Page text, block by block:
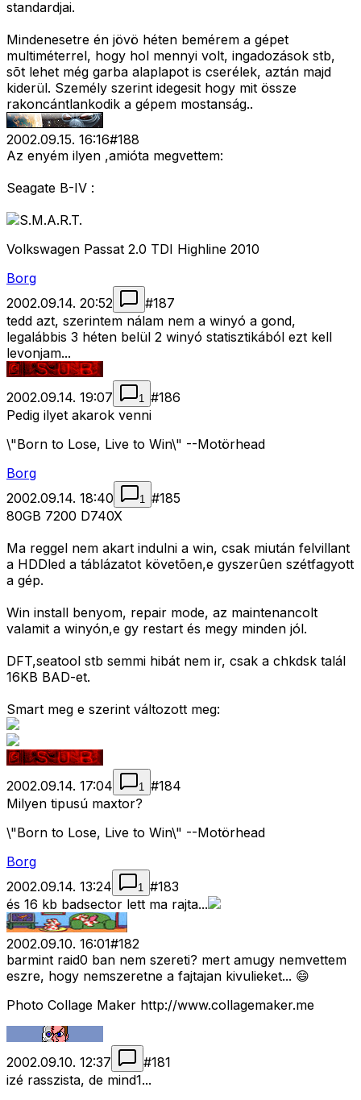
standardjai.
Mindenesetre én jövö héten bemérem a gépet
multiméterrel, hogy hol mennyi volt, ingadozások stb,
sõt lehet még garba alaplapot is cserélek, aztán majd
kiderül. Személy szerint idegesit hogy mit össze
rakoncántlankodik a gépem mostanság..
2002.09.15. 16:16#188
Az enyém ilyen ,amióta megvettem:
Seagate B-IV :
Volkswagen Passat 2.0 TDI Highline 2010
Borg
2002.09.14. 20:52
#187
tedd azt, szerintem nálam nem a winyó a gond,
legalábbis 3 héten belül 2 winyó statisztikából ezt kell
levonjam...
2002.09.14. 19:07 1 #186
Pedig ilyet akarok venni
\"Born to Lose, Live to Win\" --Motörhead
Borg
2002.09.14. 18:40
1 #185
80GB 7200 D740X
Ma reggel nem akart indulni a win, csak miután felvillant
a HDDled a táblázatot követõen,e gyszerûen szétfagyott
a gép.
Win install benyom, repair mode, az maintenancolt
valamit a winyón,e gy restart és megy minden jól.
DFT,seatool stb semmi hibát nem ir, csak a chkdsk talál
16KB BAD-et.
Smart meg e szerint változott meg:
2002.09.14. 17:04 1 #184
Milyen tipusú maxtor?
\"Born to Lose, Live to Win\" --Motörhead
Borg
2002.09.14. 13:24
1 #183
és 16 kb badsector lett ma rajta...
2002.09.10. 16:01#182
barmint raid0 ban nem szereti? mert amugy nemvettem
eszre, hogy nemszeretne a fajtajan kivulieket... 😄
Photo Collage Maker http://www.collagemaker.me
2002.09.10. 12:37 #181
izé rasszista, de mind1...